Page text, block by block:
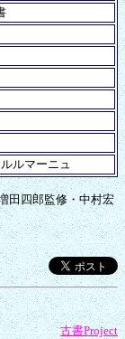
ルマーニュ
古書Project